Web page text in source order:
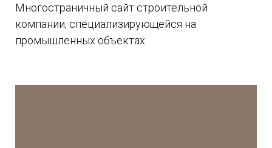
Многостраничный сайт строительной
компании, специализирующейся на
промышленных объектах